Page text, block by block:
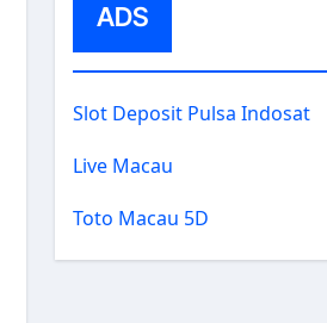
ADS
Slot Deposit Pulsa Indosat
Live Macau
Toto Macau 5D